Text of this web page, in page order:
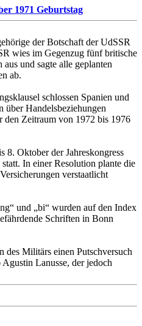
1971 Geburtstag
der Botschaft der UdSSR
wies im Gegenzug fünf britische
und sagte alle geplanten
ab.
schlossen Spanien und
über Handelsbeziehungen
den Zeitraum von 1972 bis 1976
8. Oktober der Jahreskongress
In einer Resolution plante die
verstaatlicht
und „bi“ wurden auf den Index
Schriften in Bonn
des Militärs einen Putschversuch
Lanusse, der jedoch